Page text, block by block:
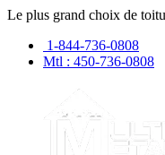
Le plus grand choix de
1-844-736-0808
Mtl : 450-736-0808